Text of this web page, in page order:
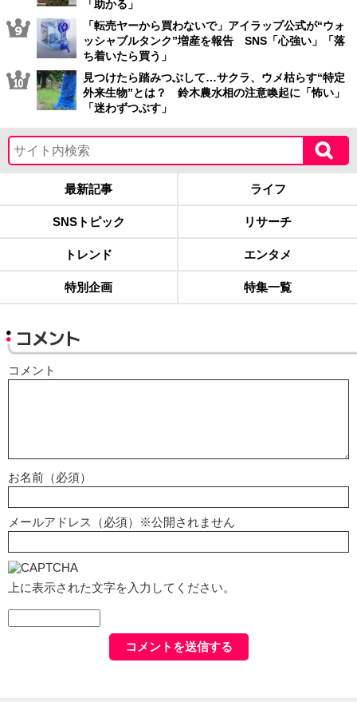
「助かる」
「転売ヤーから買わないで」アイラップ公式が“ウォ
ッシャブルタンク”増産を報告 SNS「心強い」「落
ち着いたら買う」
見つけたら踏みつぶして…サクラ、ウメ枯らす“特定
外来生物”とは？ 鈴木農水相の注意喚起に「怖い」
「迷わずつぶす」
最新記事 ライフ
SNSトピック リサーチ
トレンド エンタメ
特別企画 特集一覧
コメント
コメント
お名前（必須）
メールアドレス（必須）※公開されません
上に表示された文字を入力してください。